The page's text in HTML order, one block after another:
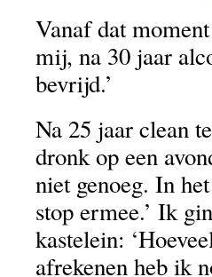
Vanaf dat
mij, na 30 jaar
bevrijd.’
Na 25 jaar clean
dronk op een
niet genoeg. In
stop ermee.’ Ik
kastelein:
afrekenen heb ik